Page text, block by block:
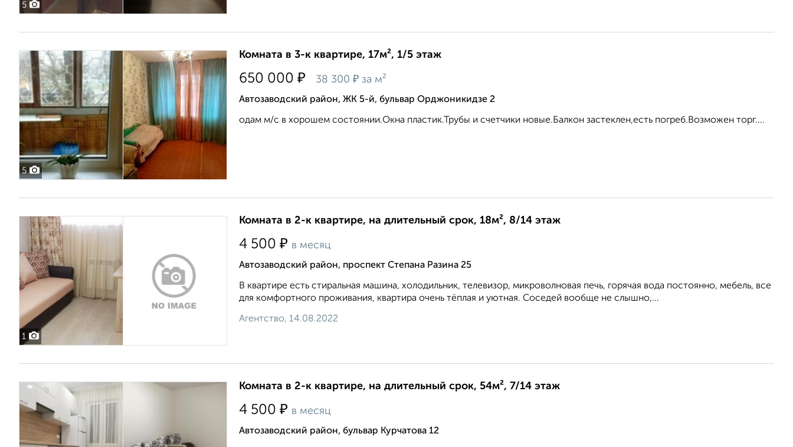
5
5
Комната в 3-к квартире, 17м², 1/5 этаж
650 000 ₽ 38 300 ₽ за м²
Автозаводский район, ЖК 5-й, бульвар Орджоникидзе 2
одам м/с в хорошем состоянии.Окна пластик.Трубы и счетчики новые.Балкон застеклен,есть погреб.Возможен торг....
1
Комната в 2-к квартире, на длительный срок, 18м², 8/14 этаж
4 500 ₽ в месяц
Автозаводский район, проспект Степана Разина 25
В квартире есть стиральная машина, холодильник, телевизор, микроволновая печь, горячая вода постоянно, мебель, все
для комфортного проживания, квартира очень тёплая и уютная. Соседей вообще не слышно,...
Агентство, 14.08.2022
Комната в 2-к квартире, на длительный срок, 54м², 7/14 этаж
4 500 ₽ в месяц
Автозаводский район, бульвар Курчатова 12